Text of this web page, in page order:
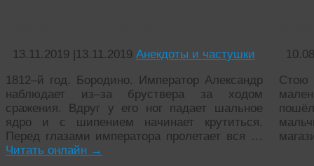
13.11.2019 |13.11.2019 Анекдоты и частушки
1812–й год. Бородино. Император Александр
наблюдает из–за бруствера за ходом
сражения. Вдруг у его ног падает шальное
ядро и с шипением начинает крутиться.
Перед глазами императора пролетает вся …
Читать онлайн →
Стою